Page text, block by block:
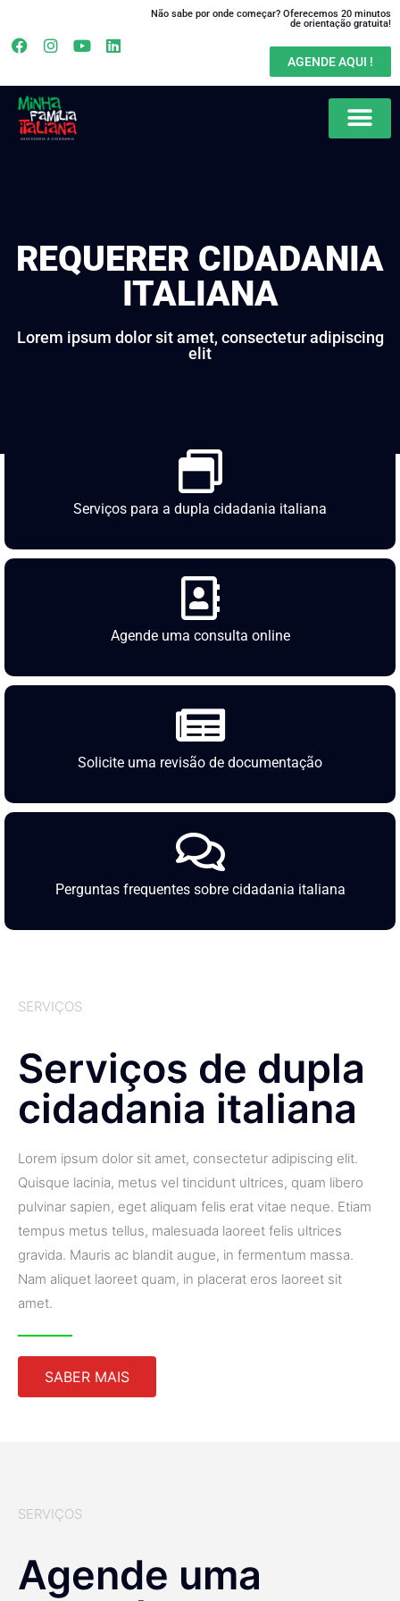
Não sabe por onde começar? Oferecemos 20 minutos
de orientação gratuita!
AGENDE AQUI !
REQUERER CIDADANIA
ITALIANA
Lorem ipsum dolor sit amet, consectetur adipiscing
elit
Serviços para a dupla cidadania italiana
Agende uma consulta online
Solicite uma revisão de documentação
Perguntas frequentes sobre cidadania italiana
SERVIÇOS
Serviços de dupla
cidadania italiana
Lorem ipsum dolor sit amet, consectetur adipiscing elit.
Quisque lacinia, metus vel tincidunt ultrices, quam libero
pulvinar sapien, eget aliquam felis erat vitae neque. Etiam
tempus metus tellus, malesuada laoreet felis ultrices
gravida. Mauris ac blandit augue, in fermentum massa.
Nam aliquet laoreet quam, in placerat eros laoreet sit
amet.
SABER MAIS
SERVIÇOS
Agende uma